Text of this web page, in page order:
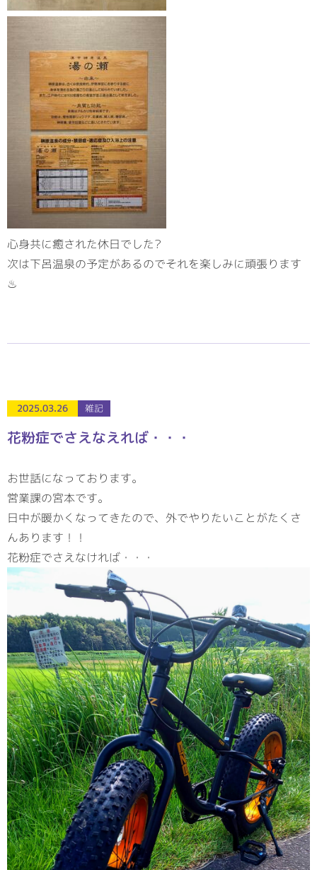
心身共に癒された休日でした?
次は下呂温泉の予定があるのでそれを楽しみに頑張ります
♨
2025.03.26 雑記
花粉症でさえなえれば・・・
お世話になっております。
営業課の宮本です。
日中が暖かくなってきたので、外でやりたいことがたくさ
んあります！！
花粉症でさえなければ・・・